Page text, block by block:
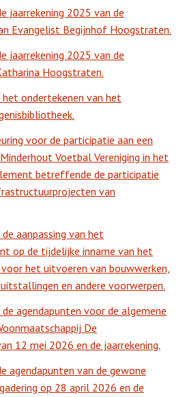
jaarrekening 2025 van de
Evangelist Begijnhof Hoogstraten.
jaarrekening 2025 van de
Hoogstraten.
het ondertekenen van het
voor de participatie aan een
Voetbal Vereniging in het
betreffende de participatie
van
aanpassing van het
op de tijdelijke inname van het
het uitvoeren van bouwwerken,
en andere voorwerpen.
agendapunten voor de algemene
De
12 mei 2026 en de jaarrekening.
agendapunten van de gewone
op 28 april 2026 en de